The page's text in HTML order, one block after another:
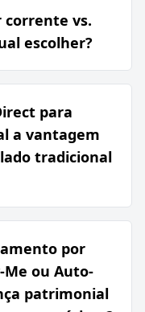
corrente vs.
escolher?
para
a vantagem
tradicional
por
Me ou Auto-
patrimonial